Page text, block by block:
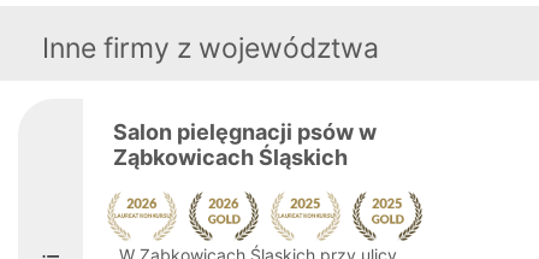
Inne firmy z województwa
Salon pielęgnacji psów w
Ząbkowicach Śląskich
W Ząbkowicach Śląskich przy ulicy